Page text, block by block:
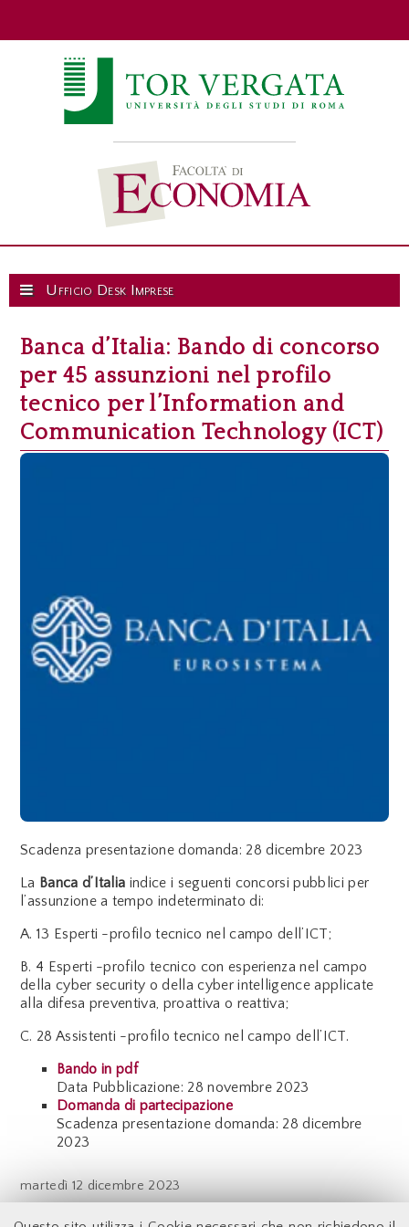
Banca d’Italia: Bando di concorso
per 45 assunzioni nel profilo
tecnico per l’Information and
Communication Technology (ICT)
Scadenza presentazione domanda: 28 dicembre 2023
La Banca d’Italia indice i seguenti concorsi pubblici per
l’assunzione a tempo indeterminato di:
A. 13 Esperti -profilo tecnico nel campo dell’ICT;
B. 4 Esperti -profilo tecnico con esperienza nel campo
della cyber security o della cyber intelligence applicate
alla difesa preventiva, proattiva o reattiva;
C. 28 Assistenti -profilo tecnico nel campo dell’ICT.
Bando in pdf
Data Pubblicazione: 28 novembre 2023
Domanda di partecipazione
Scadenza presentazione domanda: 28 dicembre
2023
martedì 12 dicembre 2023
Ufficio Desk Imprese